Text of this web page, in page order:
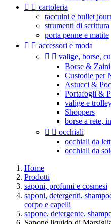
  cartoleria
taccuini e bullet
strumenti di scrittura
porta penne e matite
  accessori e moda
  valige, borse,
Borse & Zaini
Custodie per
Astucci &
Portafogli &
valige e
Shoppers
borse a rete,
  occhiali
occhiali da
occhiali da
Home
Prodotti
saponi, profumi e cosmesi
saponi, detergenti,
corpo e capelli
sapone, detergente,